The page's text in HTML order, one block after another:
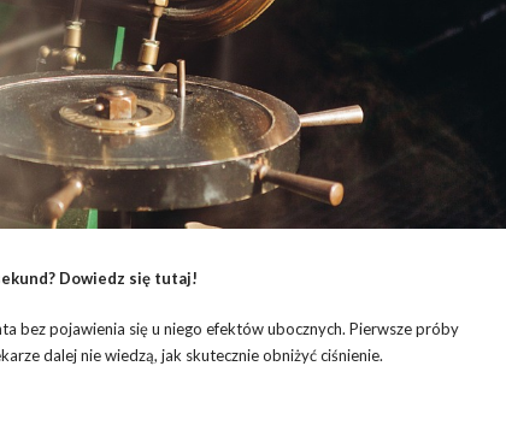
Dowiedz się tutaj!
bez pojawienia się u niego efektów ubocznych. Pierwsze próby
dalej nie wiedzą, jak skutecznie obniżyć ciśnienie.